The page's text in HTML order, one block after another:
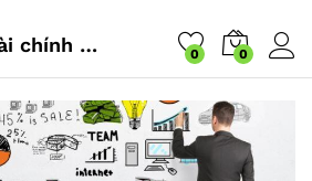
Lời khuyên tài chính cho mỗi giai đoạn cuộc đời 0 0